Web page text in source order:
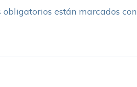
obligatorios están marcados con